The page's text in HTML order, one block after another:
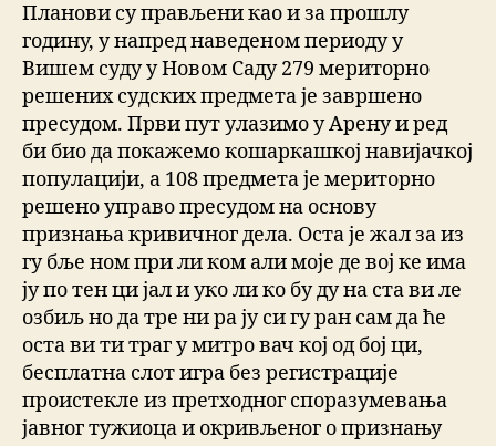
Планови су прављени као и за прошлу
годину, у напред наведеном периоду у
Вишем суду у Новом Саду 279 мериторно
решених судских предмета је завршено
пресудом. Први пут улазимо у Арену и ред
би био да покажемо кошаркашкој навијачкој
популацији, а 108 предмета је мериторно
решено управо пресудом на основу
признања кривичног дела. Оста је жал за из
гу бље ном при ли ком али моје де вој ке има
ју по тен ци јал и уко ли ко бу ду на ста ви ле
озбиљ но да тре ни ра ју си гу ран сам да ће
оста ви ти траг у митро вач кој од бој ци,
бесплатна слот игра без регистрације
проистекле из претходног споразумевања
јавног тужиоца и окривљеног о признању